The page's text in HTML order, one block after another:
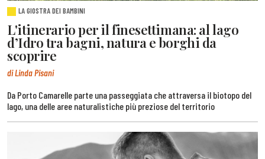
LA GIOSTRA DEI BAMBINI
L'itinerario per il finesettimana: al lago
d’Idro tra bagni, natura e borghi da
scoprire
di Linda Pisani
Da Porto Camarelle parte una passeggiata che attraversa il biotopo del
lago, una delle aree naturalistiche più preziose del territorio